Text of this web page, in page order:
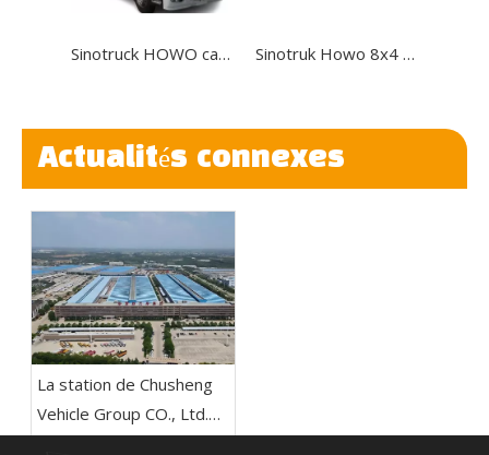
Sinotruck HOWO camion résistant de cargaison de camion de fourgon de réfrigérateur de 6x4 25tons à vendre Sinotruk Howo 8x4 430HP Tamion à basse
Actualités connexes
La station de Chusheng
Vehicle Group CO., Ltd.
En Afrique, la Côte